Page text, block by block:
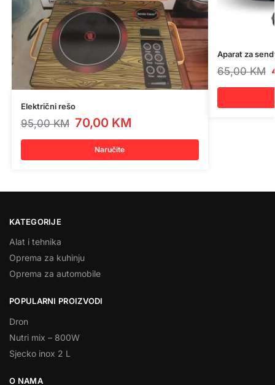
Električni rešo
95,00KM 70,00 KM
Naručite
Aparat za
65,00KM
KATEGORIJE
Alat i tehnika
Oprema za kuhinju
Oprema za automobile
POPULARNI PROIZVODI
Dron
Nutri mix – 800W
Sjecko inox 2 L
O NAMA